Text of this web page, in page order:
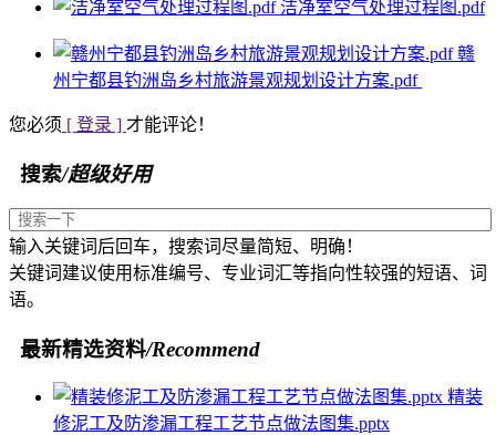
洁净室空气处理过程图.pdf
赣
州宁都县钓洲岛乡村旅游景观规划设计方案.pdf
您必须 [ 登录 ] 才能评论！
搜索/超级好用
输入关键词后回车，搜索词尽量简短、明确！
关键词建议使用标准编号、专业词汇等指向性较强的短语、词
语。
最新精选资料/Recommend
精装
修泥工及防渗漏工程工艺节点做法图集.pptx